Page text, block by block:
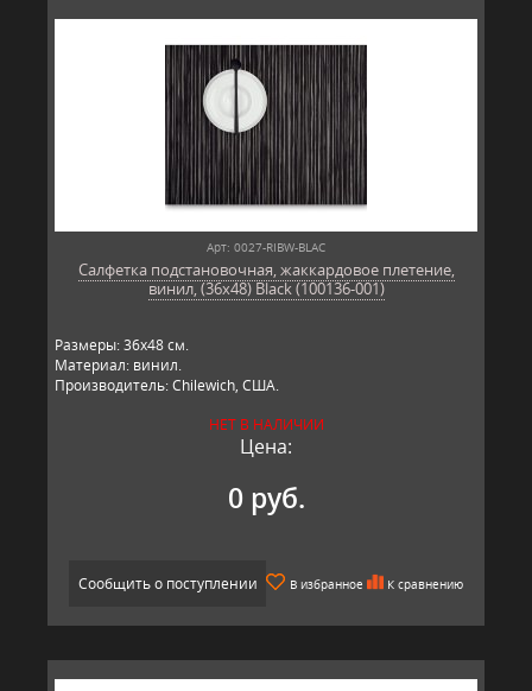
Арт: 0027-RIBW-BLAC
Салфетка подстановочная, жаккардовое плетение,
винил, (36х48) Black (100136-001)
Размеры: 36х48 см.
Материал: винил.
Производитель: Chilewich, США.
НЕТ В НАЛИЧИИ
Цена:
0 руб.
Сообщить о поступлении В избранное К сравнению